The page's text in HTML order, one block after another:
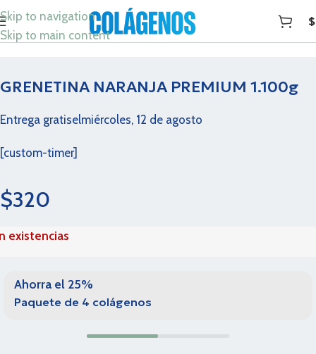
Skip to navigation
Skip to main content
$
GRENETINA NARANJA PREMIUM 1.100g
Entrega gratiselmiércoles, 12 de agosto
[custom-timer]
$320
existencias
Ahorra el 25%
Paquete de 4 colágenos